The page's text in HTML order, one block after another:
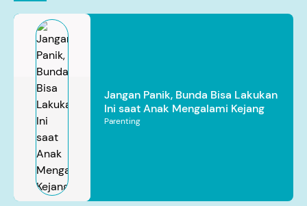
Jangan Panik, Bunda Bisa Lakukan
Ini saat Anak Mengalami Kejang
Parenting